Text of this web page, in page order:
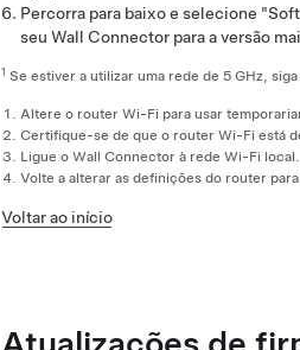
Percorra para baixo e selecione
seu Wall Connector para a versão
1 Se estiver a utilizar uma rede de 5 GHz,
Altere o router Wi-Fi para usar
Certifique-se de que o router Wi-Fi está
Ligue o Wall Connector à rede Wi-Fi local.
Volte a alterar as definições do router
Voltar ao início